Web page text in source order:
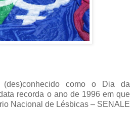
como o Dia da
recorda o ano de 1996 em que
Nacional de Lésbicas – SENALE